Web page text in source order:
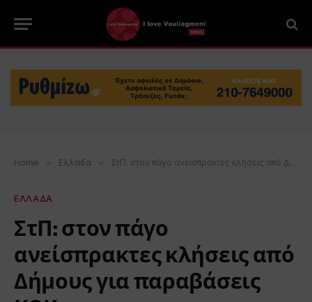
Home » Ελλάδα » ΣτΠ: στον πάγο ανείσπρακτες κλήσεις από Δήμους για παραβάσεις ΚΟΚ
ΕΛΛΑΔΑ
ΣτΠ: στον πάγο
ανείσπρακτες κλήσεις από
Δήμους για παραβάσεις